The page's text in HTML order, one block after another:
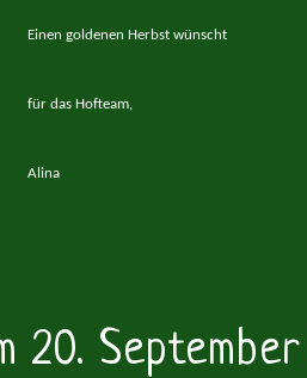
Einen goldenen Herbst wünscht
für das Hofteam,
Alina
20.